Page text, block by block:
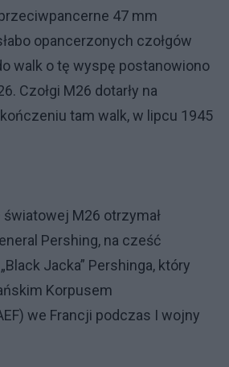
47 mm
opancerzonych czołgów
walk o tę wyspę postanowiono
Czołgi M26 dotarły na
tam walk, w lipcu 1945
M26 otrzymał
Pershing, na cześć
Jacka” Pershinga, który
Korpusem
we Francji podczas I wojny